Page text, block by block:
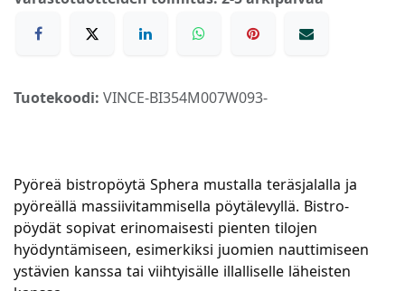
Tuotekoodi: VINCE-BI354M007W093-
Pyöreä bistropöytä Sphera mustalla teräsjalalla ja
pyöreällä massiivitammisella pöytälevyllä. Bistro-
pöydät sopivat erinomaisesti pienten tilojen
hyödyntämiseen, esimerkiksi juomien nauttimiseen
ystävien kanssa tai viihtyisälle illalliselle läheisten